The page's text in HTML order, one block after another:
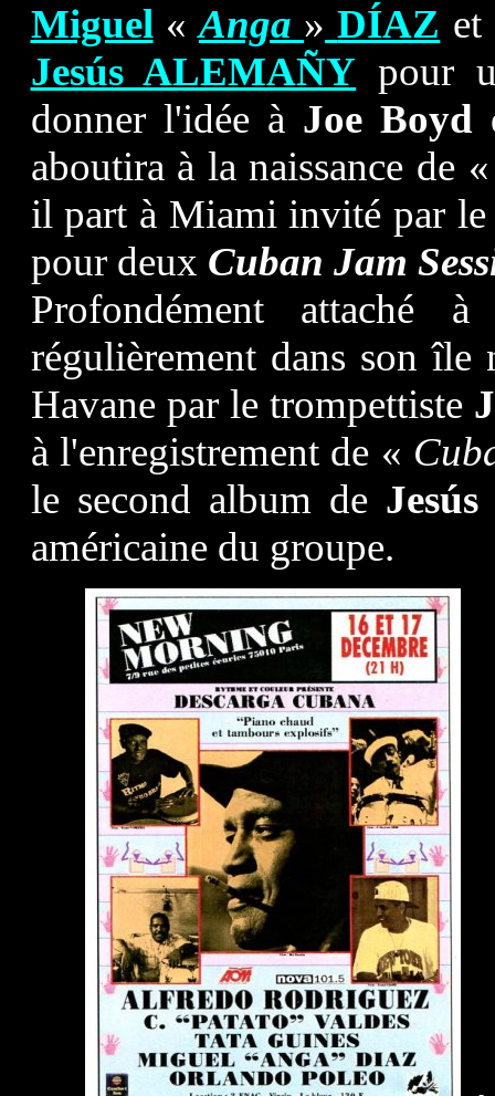
Miguel«Anga » DÍAZ et
Jesús ALEMAÑY pour
donner l'idée à Joe Boyd
aboutira à la naissance de
il part à Miami invité par
pour deux Cuban Jam
Profondément attaché
régulièrement dans son
Havane par le trompettiste
à l'enregistrement de «
le second album de Jesús
américaine du groupe.